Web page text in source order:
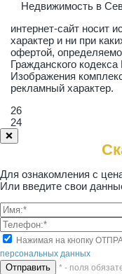
Недвижимость в
интернет-сайт носит
характер и ни при
офертой,
Гражданского
Изображения
рекламный характер.
26
24
❌
Для ознакомления с
Или введите свои
Нажимая на кнопку
персональных данных
* - поля